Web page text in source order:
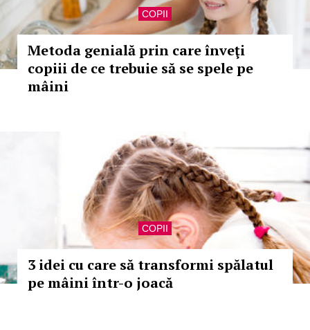
COPII
Metoda genială prin care înveţi
copiii de ce trebuie să se spele pe
mâini
COPII
3 idei cu care să transformi spălatul
pe mâini într-o joacă